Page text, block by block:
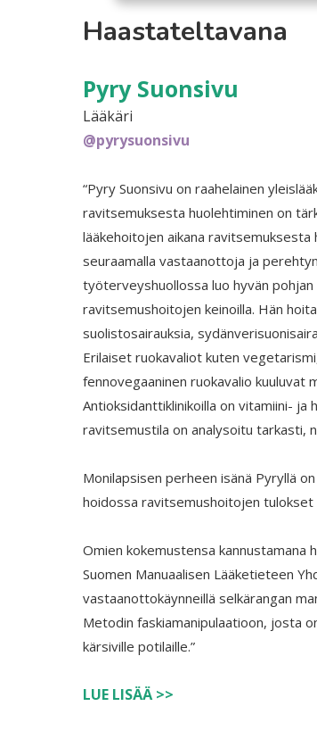
Haastateltavana
Pyry Suonsivu
Lääkäri
@pyrysuonsivu
“Pyry Suonsivu on raahelainen
ravitsemuksesta huolehtiminen on
lääkehoitojen aikana ravitsemuksesta
seuraamalla vastaanottoja ja
työterveyshuollossa luo hyvän
ravitsemushoitojen keinoilla. Hän
suolistosairauksia,
Erilaiset ruokavaliot kuten
fennovegaaninen ruokavalio kuuluvat
Antioksidanttiklinikoilla on vitamiini- ja
ravitsemustila on analysoitu tarkasti,
Monilapsisen perheen isänä Pyryllä
hoidossa ravitsemushoitojen
Omien kokemustensa kannustamana
Suomen Manuaalisen Lääketieteen
vastaanottokäynneillä selkärangan
Metodin faskiamanipulaatioon, josta
kärsiville potilaille.”
LUE LISÄÄ >>